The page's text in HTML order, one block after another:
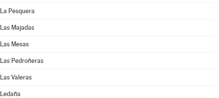
La Pesquera
Las Majadas
Las Mesas
Las Pedroñeras
Las Valeras
Ledaña